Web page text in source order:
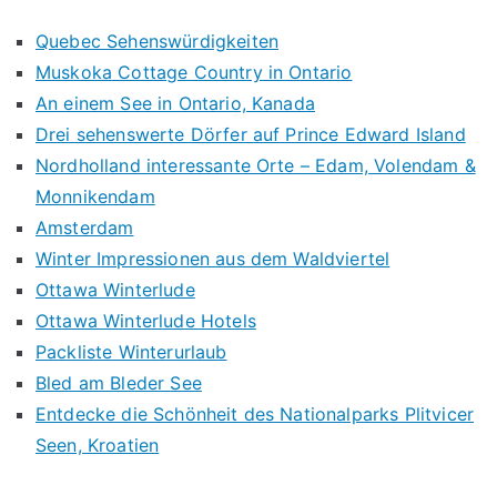
Quebec Sehenswürdigkeiten
Muskoka Cottage Country in Ontario
An einem See in Ontario, Kanada
Drei sehenswerte Dörfer auf Prince Edward Island
Nordholland interessante Orte – Edam, Volendam &
Monnikendam
Amsterdam
Winter Impressionen aus dem Waldviertel
Ottawa Winterlude
Ottawa Winterlude Hotels
Packliste Winterurlaub
Bled am Bleder See
Entdecke die Schönheit des Nationalparks Plitvicer
Seen, Kroatien